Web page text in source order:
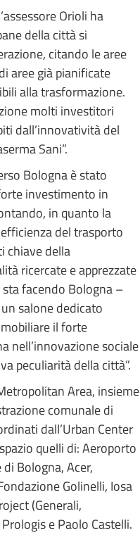
Orioli ha
della città si
citando le aree
aree già pianificate
alla trasformazione.
molti investitori
dall’innovatività del
Sani”.
Bologna è stato
investimento in
in quanto la
del trasporto
chiave della
ricercate e apprezzate
facendo Bologna –
salone dedicato
il forte
nell’innovazione sociale
peculiarità della città”.
Area, insieme
comunale di
dall’Urban Center
quelli di: Aeroporto
Bologna, Acer,
Golinelli, Iosa
(Generali,
e Paolo Castelli.